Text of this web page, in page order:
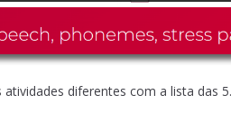
diferentes com a lista das